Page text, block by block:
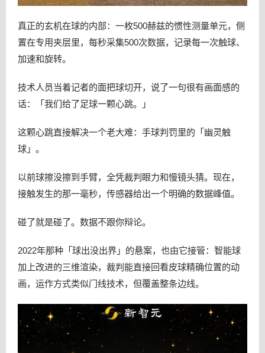
真正的玄机在球的内部：一枚500赫兹的惯性测量单元，侧
置在专用夹层里，每秒采集500次数据，记录每一次触球、
加速和旋转。
技术人员当着记者的面把球切开，说了一句很有画面感的
话：「我们给了足球一颗心跳。」
这颗心跳直接解决一个老大难：手球判罚里的「幽灵触
球」。
以前球擦没擦到手臂，全凭裁判眼力和慢镜头猜。现在，
接触发生的那一毫秒，传感器给出一个明确的数据峰值。
碰了就是碰了。数据不跟你辩论。
2022年那种「球出没出界」的悬案，也由它接管：智能球
加上改进的三维渲染，裁判能直接回看皮球精确位置的动
画，运作方式类似门线技术，但覆盖整条边线。